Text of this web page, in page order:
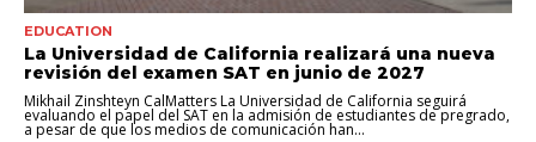
EDUCATION
La Universidad de California realizará una nueva
revisión del examen SAT en junio de 2027
Mikhail Zinshteyn CalMatters La Universidad de California seguirá
evaluando el papel del SAT en la admisión de estudiantes de pregrado,
a pesar de que los medios de comunicación han...